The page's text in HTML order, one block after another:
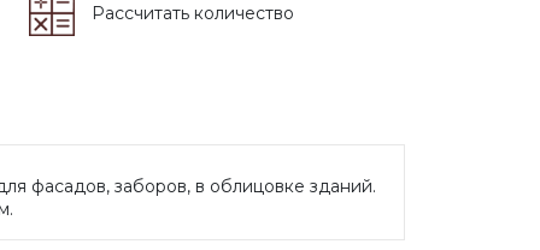
Рассчитать количество
фасадов, заборов, в облицовке зданий.